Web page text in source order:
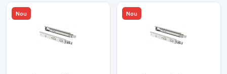
Nou Nou